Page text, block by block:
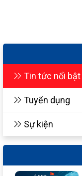
Tin tức nổi bật
Tuyển dụng
Sự kiện